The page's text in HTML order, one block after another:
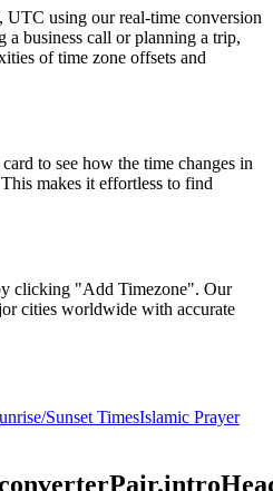
UTC using our real-time conversion
a business call or planning a trip,
of time zone offsets and
to see how the time changes in
makes it effortless to find
clicking "Add Timezone". Our
cities worldwide with accurate
Sunset TimesIslamic Prayer